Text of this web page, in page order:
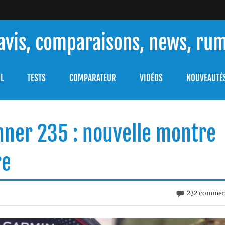
comparaisons, news,
TESTS COMPARATEUR VIDÉOS
235 : nouvelle montre
232